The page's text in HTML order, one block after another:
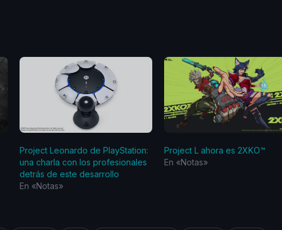
Project Leonardo de PlayStation:
una charla con los profesionales
detrás de este desarrollo
En «Notas»
Project L ahora es 2XKO™
En «Notas»